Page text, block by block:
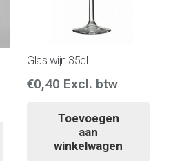
Glas wijn 35cl
€0,40 Excl. btw
Toevoegen
aan
winkelwagen